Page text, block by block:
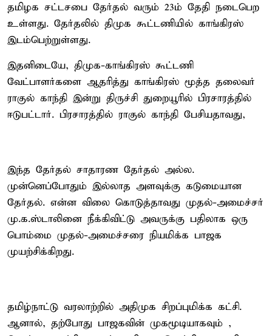
தமிழக சட்டசபை தேர்தல் வரும் 23ம் தேதி நடைபெற
உள்ளது. தேர்தலில் திமுக கூட்டணியில் காங்கிரஸ்
இடம்பெற்றுள்ளது.
இதனிடையே, திமுக-காங்கிரஸ் கூட்டணி
வேட்பாளர்களை ஆதரித்து காங்கிரஸ் மூத்த தலைவர்
ராகுல் காந்தி இன்று திருச்சி துறையூரில் பிரசாரத்தில்
ஈடுபட்டார். பிரசாரத்தில் ராகுல் காந்தி பேசியதாவது,
இந்த தேர்தல் சாதாரண தேர்தல் அல்ல.
முன்னெப்போதும் இல்லாத அளவுக்கு கடுமையான
தேர்தல். என்ன விலை கொடுத்தாவது முதல்-அமைச்சர்
மு.க.ஸ்டாலினை நீக்கிவிட்டு அவருக்கு பதிலாக ஒரு
பொம்மை முதல்-அமைச்சரை நியமிக்க பாஜக
முயற்சிக்கிறது.
தமிழ்நாட்டு வரலாற்றில் அதிமுக சிறப்புமிக்க கட்சி.
ஆனால், தற்போது பாஜகவின் முகமூடியாகவும் ,